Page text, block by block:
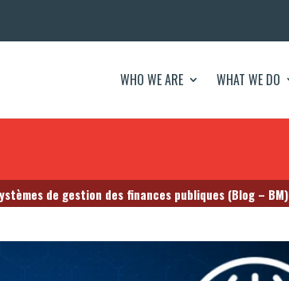
WHO WE ARE WHAT WE DO
de gestion des finances publiques (Blog – BM)